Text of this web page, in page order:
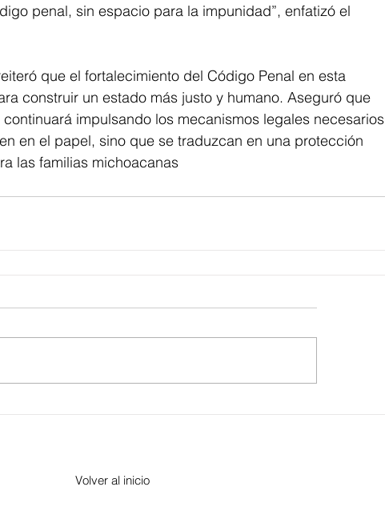
penal, sin espacio para la impunidad”, enfatizó el
que el fortalecimiento del Código Penal en esta
construir un estado más justo y humano. Aseguró que
impulsando los mecanismos legales necesarios
en el papel, sino que se traduzcan en una protección
las familias michoacanas
Volver al inicio